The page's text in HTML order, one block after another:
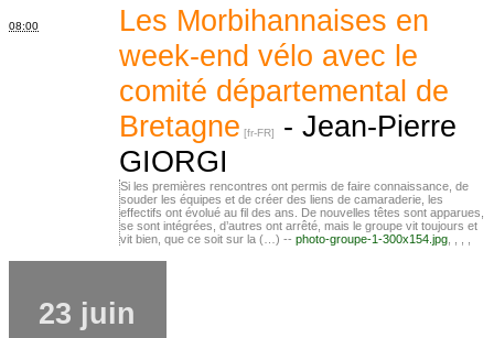
08:00
Les Morbihannaises en
week-end vélo avec le
comité départemental de
Bretagne
- Jean-Pierre
GIORGI
Si les premières rencontres ont permis de faire connaissance, de
souder les équipes et de créer des liens de camaraderie, les
effectifs ont évolué au fil des ans. De nouvelles têtes sont apparues,
se sont intégrées, d’autres ont arrêté, mais le groupe vit toujours et
vit bien, que ce soit sur la (…) -- photo-groupe-1-300x154.jpg
23 juin